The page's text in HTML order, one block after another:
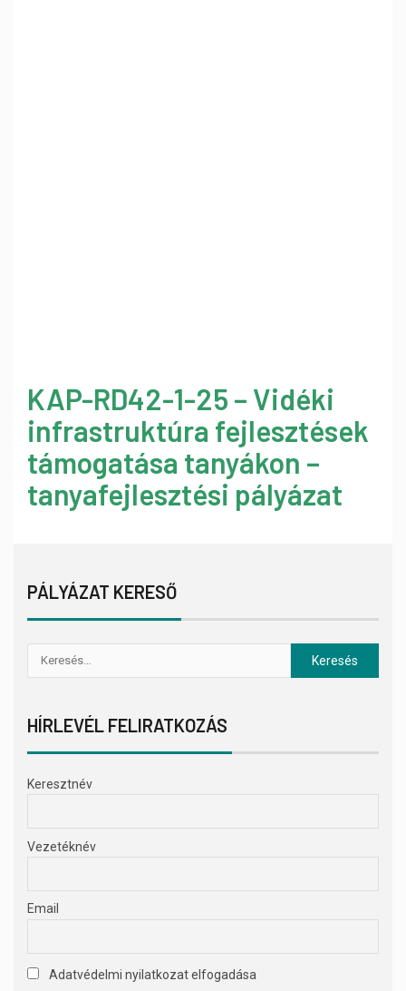
KAP-RD42-1-25 – Vidéki
infrastruktúra fejlesztések
támogatása tanyákon –
tanyafejlesztési pályázat
PÁLYÁZAT KERESŐ
HÍRLEVÉL FELIRATKOZÁS
Keresztnév
Vezetéknév
Email
Adatvédelmi nyilatkozat elfogadása